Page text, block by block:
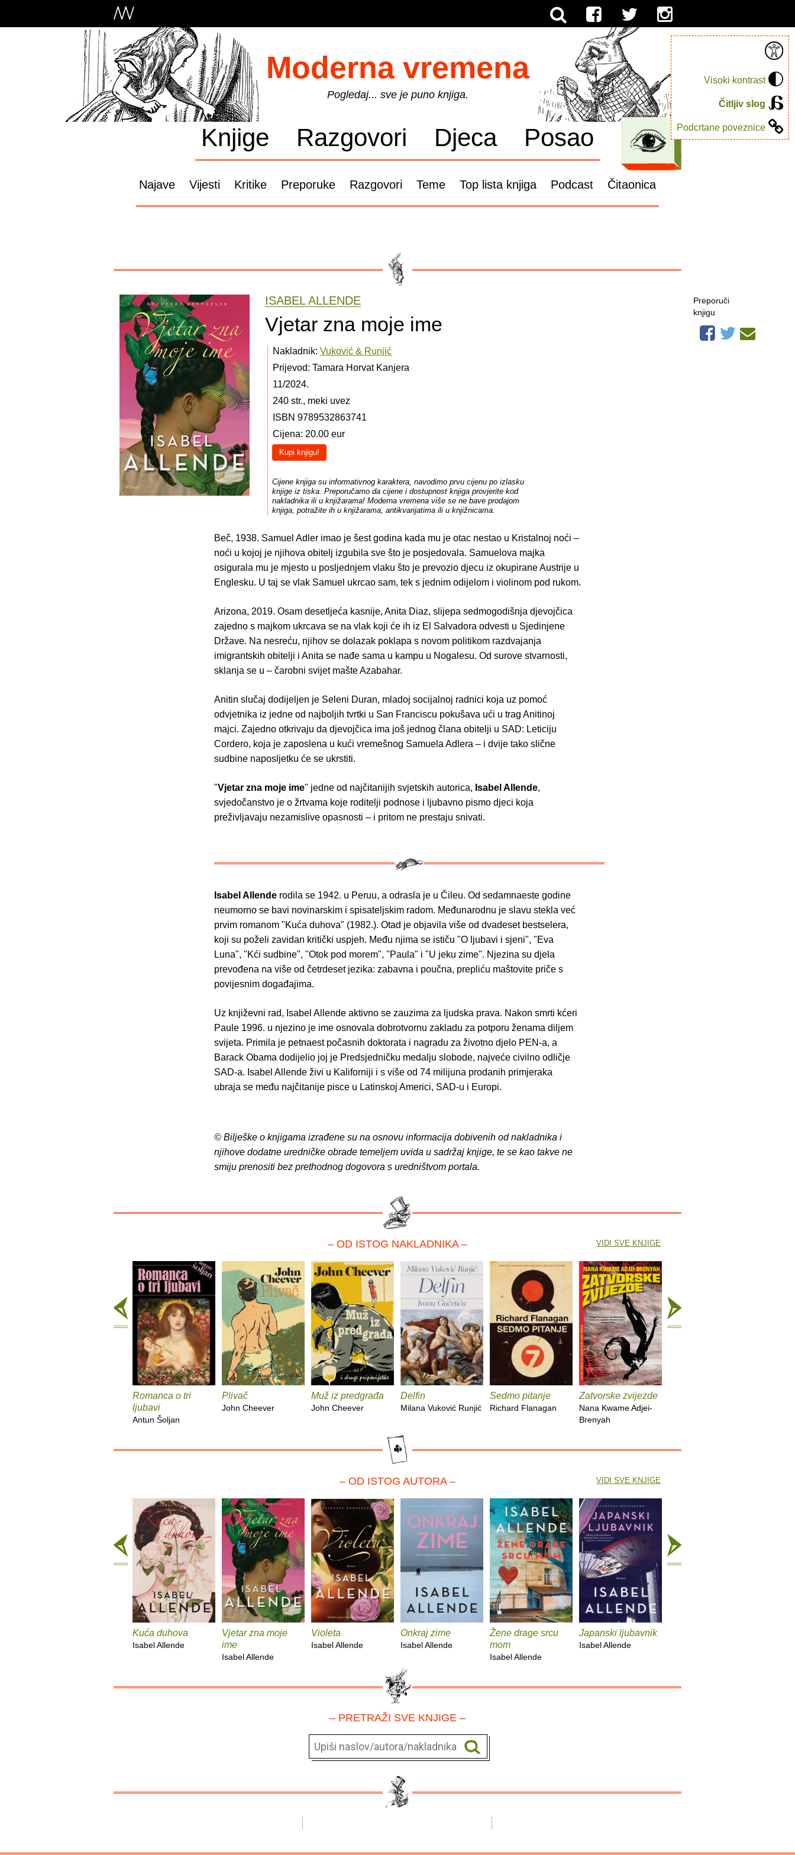
Visoki kontrast
Čitljiv slog
Podcrtane poveznice
Moderna vremena
Pogledaj... sve je puno knjiga.
Knjige Razgovori Djeca Posao
Najave Vijesti Kritike Preporuke Razgovori Teme Top lista knjiga Podcast Čitaonica
ISABEL ALLENDE
Vjetar zna moje ime
Nakladnik: Vuković & Runjić
Prijevod: Tamara Horvat Kanjera
11/2024.
240 str., meki uvez
ISBN 9789532863741
Cijena: 20.00 eur
Kupi knjigu!
Cijene knjiga su informativnog karaktera, navodimo prvu cijenu po izlasku
knjige iz tiska. Preporučamo da cijene i dostupnost knjiga provjerite kod
nakladnika ili u knjižarama! Moderna vremena više se ne bave prodajom
knjiga, potražite ih u knjižarama, antikvarijatima ili u knjižnicama.
Beč, 1938. Samuel Adler imao je šest godina kada mu je otac nestao u Kristalnoj noći –
noći u kojoj je njihova obitelj izgubila sve što je posjedovala. Samuelova majka
osigurala mu je mjesto u posljednjem vlaku što je prevozio djecu iz okupirane Austrije u
Englesku. U taj se vlak Samuel ukrcao sam, tek s jednim odijelom i violinom pod rukom.
Arizona, 2019. Osam desetljeća kasnije, Anita Diaz, slijepa sedmogodišnja djevojčica
zajedno s majkom ukrcava se na vlak koji će ih iz El Salvadora odvesti u Sjedinjene
Države. Na nesreću, njihov se dolazak poklapa s novom politikom razdvajanja
imigrantskih obitelji i Anita se nađe sama u kampu u Nogalesu. Od surove stvarnosti,
sklanja se u – čarobni svijet mašte Azabahar.
Anitin slučaj dodijeljen je Seleni Duran, mladoj socijalnoj radnici koja uz pomoć
odvjetnika iz jedne od najboljih tvrtki u San Franciscu pokušava ući u trag Anitinoj
majci. Zajedno otkrivaju da djevojčica ima još jednog člana obitelji u SAD: Leticiju
Cordero, koja je zaposlena u kući vremešnog Samuela Adlera – i dvije tako slične
sudbine naposljetku će se ukrstiti.
"Vjetar zna moje ime" jedne od najčitanijih svjetskih autorica, Isabel Allende,
svjedočanstvo je o žrtvama koje roditelji podnose i ljubavno pismo djeci koja
preživljavaju nezamislive opasnosti – i pritom ne prestaju snivati.
Isabel Allende rodila se 1942. u Peruu, a odrasla je u Čileu. Od sedamnaeste godine
neumorno se bavi novinarskim i spisateljskim radom. Međunarodnu je slavu stekla već
prvim romanom "Kuća duhova" (1982.). Otad je objavila više od dvadeset bestselera,
koji su poželi zavidan kritički uspjeh. Među njima se ističu "O ljubavi i sjeni", "Eva
Luna", "Kći sudbine", "Otok pod morem", "Paula" i "U jeku zime". Njezina su djela
prevođena na više od četrdeset jezika: zabavna i poučna, prepliću maštovite priče s
povijesnim događajima.
Uz književni rad, Isabel Allende aktivno se zauzima za ljudska prava. Nakon smrti kćeri
Paule 1996. u njezino je ime osnovala dobrotvornu zakladu za potporu ženama diljem
svijeta. Primila je petnaest počasnih doktorata i nagradu za životno djelo PEN-a, a
Barack Obama dodijelio joj je Predsjedničku medalju slobode, najveće civilno odličje
SAD-a. Isabel Allende živi u Kaliforniji i s više od 74 milijuna prodanih primjeraka
ubraja se među najčitanije pisce u Latinskoj Americi, SAD-u i Europi.
© Bilješke o knjigama izrađene su na osnovu informacija dobivenih od nakladnika i
njihove dodatne uredničke obrade temeljem uvida u sadržaj knjige, te se kao takve ne
smiju prenositi bez prethodnog dogovora s uredništvom portala.
Preporuči
knjigu
– OD ISTOG NAKLADNIKA –
Romanca o tri
ljubavi
Antun Šoljan
Plivač
John Cheever
Muž iz predgrađa
John Cheever
Delfin
Milana Vuković Runjić
Sedmo pitanje
Richard Flanagan
Zatvorske zvijezde
Nana Kwame Adjei-
Brenyah
VIDI SVE KNJIGE
– OD ISTOG AUTORA –
Kuća duhova
Isabel Allende
Vjetar zna moje
ime
Isabel Allende
Violeta
Isabel Allende
Onkraj zime
Isabel Allende
Žene drage srcu
mom
Isabel Allende
Japanski ljubavnik
Isabel Allende
VIDI SVE KNJIGE
– PRETRAŽI SVE KNJIGE –